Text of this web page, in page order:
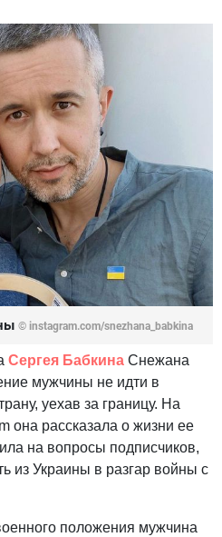
© instagram.com/snezhana_babkina
Сергея Бабкина Снежана
мужчины не идти в
уехав за границу. На
она рассказала о жизни ее
на вопросы подписчиков,
из Украины в разгар войны с
положения мужчина